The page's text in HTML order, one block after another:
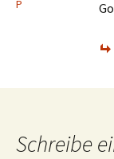
P
Schreibe